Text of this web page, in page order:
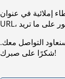
إملائية في عنوان
التواصل معك.
شكرًا على صبرك!